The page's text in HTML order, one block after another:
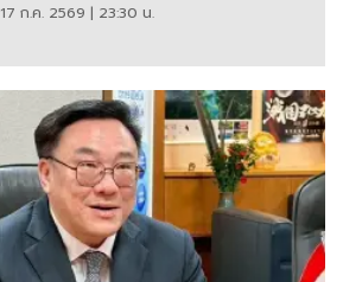
17 ก.ค. 2569 | 23:30 น.